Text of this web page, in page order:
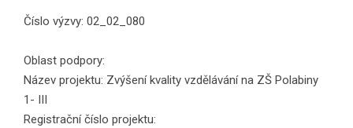
Číslo výzvy: 02_02_080
Oblast podpory:
Název projektu: Zvýšení kvality vzdělávání na ZŠ Polabiny
1- III
Registrační číslo projektu: